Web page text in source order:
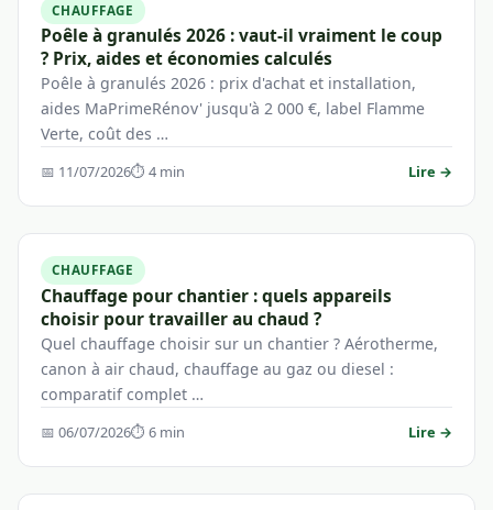
CHAUFFAGE
Poêle à granulés 2026 : vaut-il vraiment le coup
? Prix, aides et économies calculés
Poêle à granulés 2026 : prix d'achat et installation,
aides MaPrimeRénov' jusqu'à 2 000 €, label Flamme
Verte, coût des …
📅 11/07/2026⏱ 4 min Lire →
CHAUFFAGE
Chauffage pour chantier : quels appareils
choisir pour travailler au chaud ?
Quel chauffage choisir sur un chantier ? Aérotherme,
canon à air chaud, chauffage au gaz ou diesel :
comparatif complet …
📅 06/07/2026⏱ 6 min Lire →